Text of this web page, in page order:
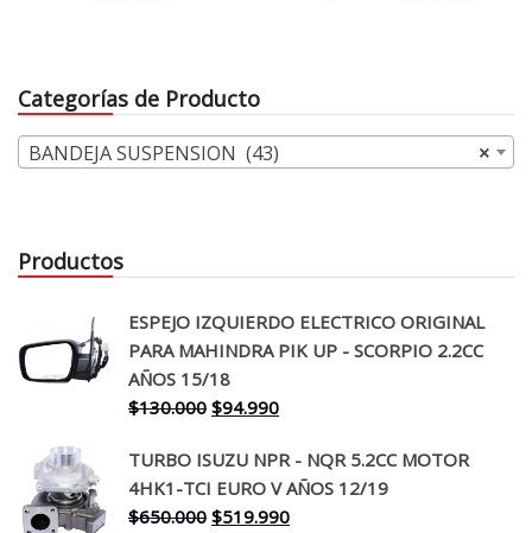
Categorías de Producto
×
BANDEJA SUSPENSION (43)
Productos
ESPEJO IZQUIERDO ELECTRICO ORIGINAL
PARA MAHINDRA PIK UP - SCORPIO 2.2CC
AÑOS 15/18
$130.000 El
original
era:
$130.000.
$94.990El
actual
es:
$94.990.
TURBO ISUZU NPR - NQR 5.2CC MOTOR
4HK1-TCI EURO V AÑOS 12/19
$650.000 El
$519.990El